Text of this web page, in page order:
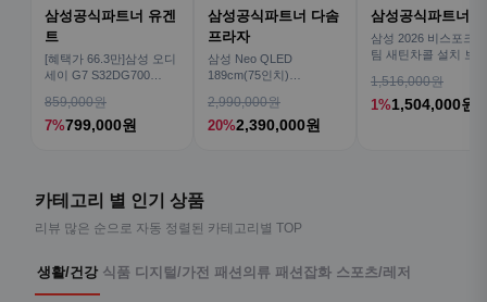
삼성공식파트너 유겐
트
[혜택가 66.3만]삼성 오디
세이 G7 S32DG700
859,000원
7%799,000원
삼성공식파트너 다솜
프라자
삼성 Neo QLED
189cm(75인치)
TV
2,990,000원
20%2,390,000원
삼성공식파트너
삼성 2026 비스포크
팀 새틴차콜 설치 보
1,516,000원
1%1,504,000원
카테고리 별 인기 상품
리뷰 많은 순으로 자동 정렬된 카테고리별 TOP
생활/건강 식품 디지털/가전 패션의류 패션잡화 스포츠/레저